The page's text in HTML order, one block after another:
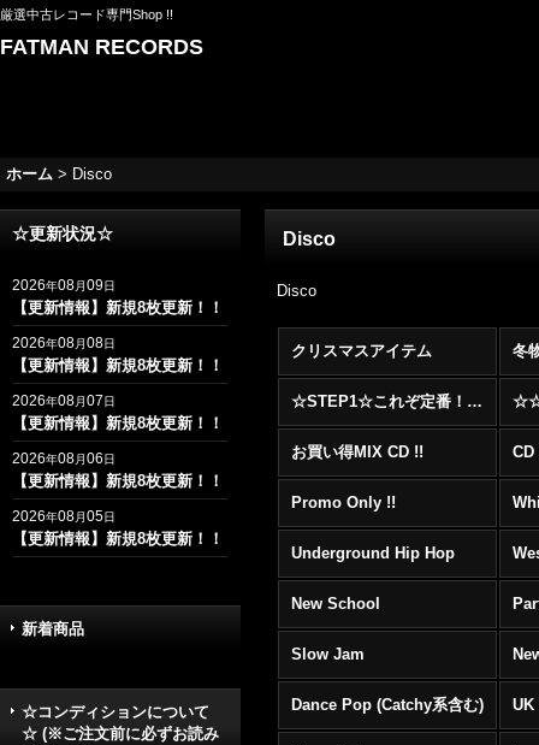
厳選中古レコード専門Shop !!
FATMAN RECORDS
ホーム > Disco
☆更新状況☆
2026年08月09日
【更新情報】新規8枚更新！！
2026年08月08日
【更新情報】新規8枚更新！！
2026年08月07日
【更新情報】新規8枚更新！！
2026年08月06日
【更新情報】新規8枚更新！！
2026年08月05日
【更新情報】新規8枚更新！！
新着商品
☆コンディションについて
☆ (※ご注文前に必ずお読み
Disco
Disco
クリスマスアイテム 冬
☆STEP1☆これぞ定番！！まずはここから！2000年代R&BフロアヒットBest 100 !!!
お買い得MIX CD !!
Promo Only !!
Underground Hip Hop
New School
Slow Jam
Dance Pop (Catchy系含む) UK